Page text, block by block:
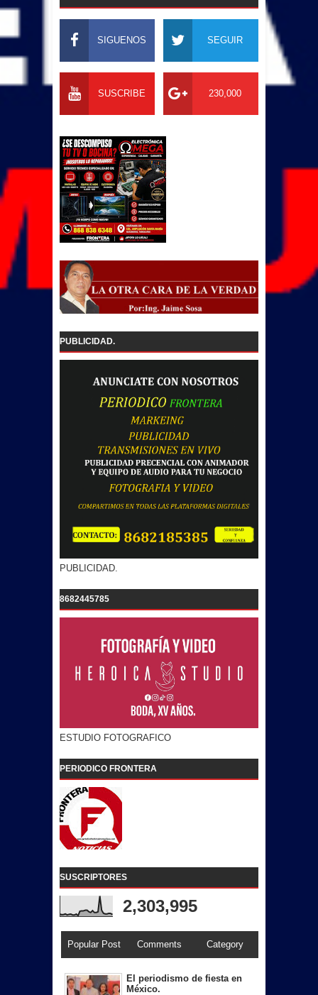
SIGUENOS SEGUIR
SUSCRIBE 230,000
PUBLICIDAD.
PUBLICIDAD.
8682445785
ESTUDIO FOTOGRAFICO
PERIODICO FRONTERA
SUSCRIPTORES
2,303,995
Popular Post Comments Category
El periodismo de fiesta en
México.